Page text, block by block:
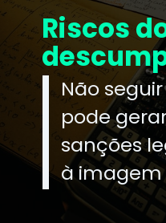
Riscos
Não
pode
sanções
à imagem